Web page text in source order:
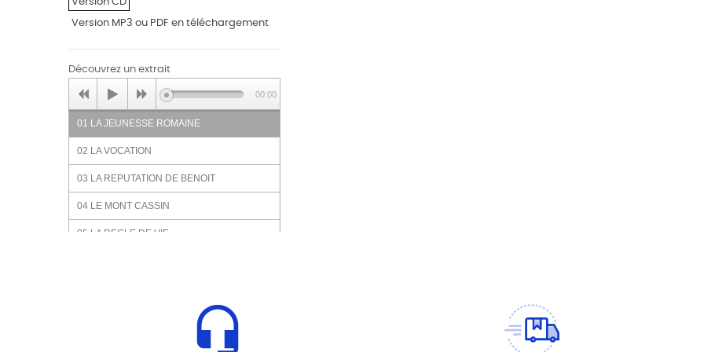
Version MP3 ou PDF en téléchargement
Découvrez un extrait
01 LA JEUNESSE ROMAINE
02 LA VOCATION
03 LA REPUTATION DE BENOIT
04 LE MONT CASSIN
05 LA REGLE DE VIE
00:00